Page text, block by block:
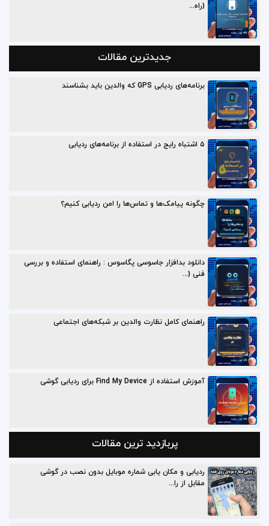
(راه...
جدیدترین مقالات
برنامه‌های ردیابی GPS که والدین باید بشناسند
۵ اشتباه رایج در استفاده از برنامه‌های ردیابی
چگونه پیامک‌ها و تماس‌ها را امن ردیابی کنیم؟
دانلود بدافزار جاسوسی پگاسوس : راهنمای استفاده و بررسی
فنی (...
راهنمای کامل نظارت والدین بر شبکه‌های اجتماعی
آموزش استفاده از Find My Device برای ردیابی گوشی
پربازدید ترین مقالات
ردیابی و مکان یابی شماره موبایل بدون نصب در گوشی
مقابل از را...